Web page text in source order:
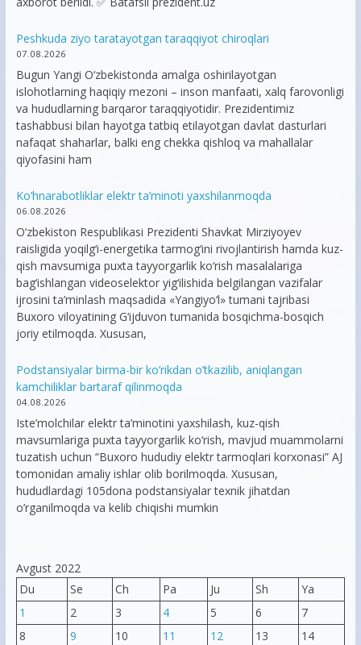
Peshkuda ziyo taratayotgan taraqqiyot chiroqlari
07.08.2026
Bugun Yangi O‘zbekistonda amalga oshirilayotgan
islohotlarning haqiqiy mezoni – inson manfaati, xalq farovonligi
va hududlarning barqaror taraqqiyotidir. Prezidentimiz
tashabbusi bilan hayotga tatbiq etilayotgan davlat dasturlari
nafaqat shaharlar, balki eng chekka qishloq va mahallalar
qiyofasini ham
Ko’hnarabotliklar elektr ta’minoti yaxshilanmoqda
06.08.2026
O‘zbekiston Respublikasi Prezidenti Shavkat Mirziyoyev
raisligida yoqilg‘i-energetika tarmog‘ini rivojlantirish hamda kuz-
qish mavsumiga puxta tayyorgarlik ko‘rish masalalariga
bag‘ishlangan videoselektor yig‘ilishida belgilangan vazifalar
ijrosini ta’minlash maqsadida «Yangiyo‘l» tumani tajribasi
Buxoro viloyatining G‘ijduvon tumanida bosqichma-bosqich
joriy etilmoqda. Xususan,
Podstansiyalar birma-bir ko’rikdan o’tkazilib, aniqlangan
kamchiliklar bartaraf qilinmoqda
04.08.2026
Iste’molchilar elektr ta’minotini yaxshilash, kuz-qish
mavsumlariga puxta tayyorgarlik ko‘rish, mavjud muammolarni
tuzatish uchun “Buxoro hududiy elektr tarmoqlari korxonasi” AJ
tomonidan amaliy ishlar olib borilmoqda. Xususan,
hududlardagi 105dona podstansiyalar texnik jihatdan
o’rganilmoqda va kelib chiqishi mumkin
Avgust 2022
Du
Se Ch Pa Ju Sh
Ya
1
2 3 4 5 6
7
8
9 10 11 12 13
14